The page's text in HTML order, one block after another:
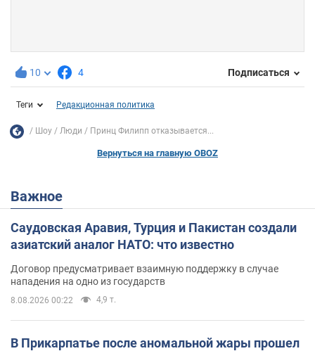
10 4 Подписаться
Теги Редакционная политика
Шоу Люди Принц Филипп отказывается...
Вернуться на главную OBOZ
Важное
Саудовская Аравия, Турция и Пакистан создали
азиатский аналог НАТО: что известно
Договор предусматривает взаимную поддержку в случае
нападения на одно из государств
8.08.2026 00:22 4,9 т.
В Прикарпатье после аномальной жары прошел